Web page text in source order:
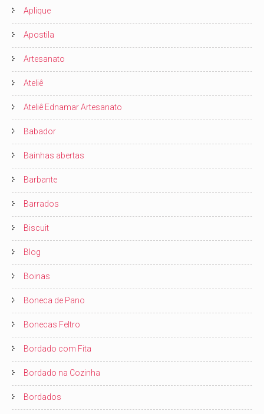
Aplique
Apostila
Artesanato
Ateliê
Ateliê Ednamar Artesanato
Babador
Bainhas abertas
Barbante
Barrados
Biscuit
Blog
Boinas
Boneca de Pano
Bonecas Feltro
Bordado com Fita
Bordado na Cozinha
Bordados